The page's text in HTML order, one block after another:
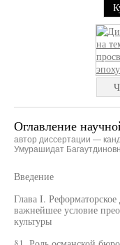
Оглавление
автор диссертации —
Умурашидат
Введение
Глава I.
важнейшее условие
культуры